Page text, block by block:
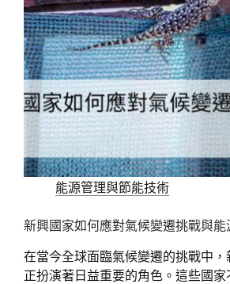
能源管理與節能技術
新興國家如何應對氣候變遷挑戰與能
在當今全球面臨氣候變遷的挑戰中，
正扮演著日益重要的角色。這些國家